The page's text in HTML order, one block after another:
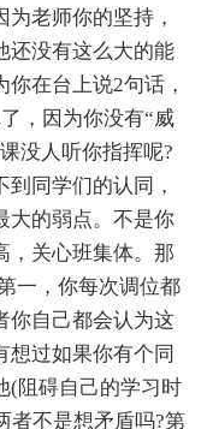
老师你的坚持，
还没有这么大的能
在台上说2句话，
，因为你没有“威
没人听你指挥呢?
同学们的认同，
大的弱点。不是你
，关心班集体。那
一，你每次调位都
你自己都会认为这
想过如果你有个同
(阻碍自己的学习时
者不是想矛盾吗?第